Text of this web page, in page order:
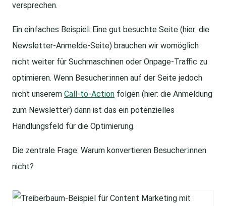
versprechen.
Ein einfaches Beispiel: Eine gut besuchte Seite (hier: die
Newsletter-Anmelde-Seite) brauchen wir womöglich
nicht weiter für Suchmaschinen oder Onpage-Traffic zu
optimieren. Wenn Besucher:innen auf der Seite jedoch
nicht unserem Call-to-Action folgen (hier: die Anmeldung
zum Newsletter) dann ist das ein potenzielles
Handlungsfeld für die Optimierung.
Die zentrale Frage: Warum konvertieren Besucher:innen
nicht?